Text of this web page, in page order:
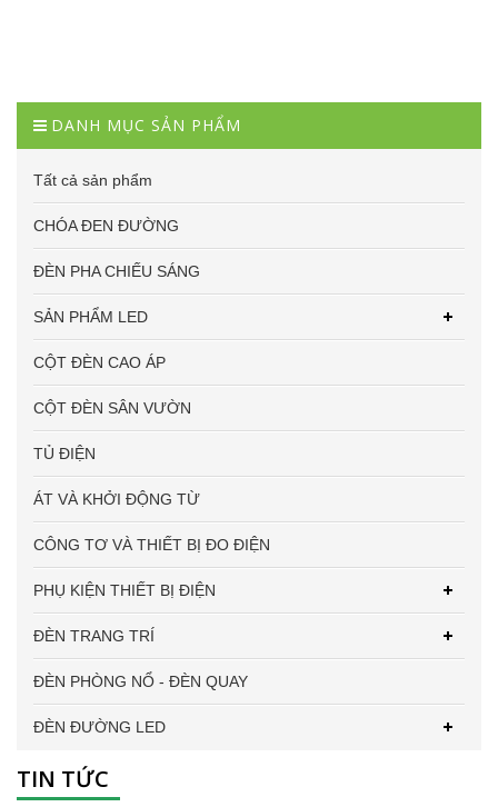
DANH MỤC SẢN PHẨM
Tất cả sản phẩm
CHÓA ĐEN ĐƯỜNG
ĐÈN PHA CHIẾU SÁNG
SẢN PHẨM LED
CỘT ĐÈN CAO ÁP
CỘT ĐÈN SÂN VƯỜN
TỦ ĐIỆN
ÁT VÀ KHỞI ĐỘNG TỪ
CÔNG TƠ VÀ THIẾT BỊ ĐO ĐIỆN
PHỤ KIỆN THIẾT BỊ ĐIỆN
ĐÈN TRANG TRÍ
ĐÈN PHÒNG NỔ - ĐÈN QUAY
ĐÈN ĐƯỜNG LED
TIN TỨC